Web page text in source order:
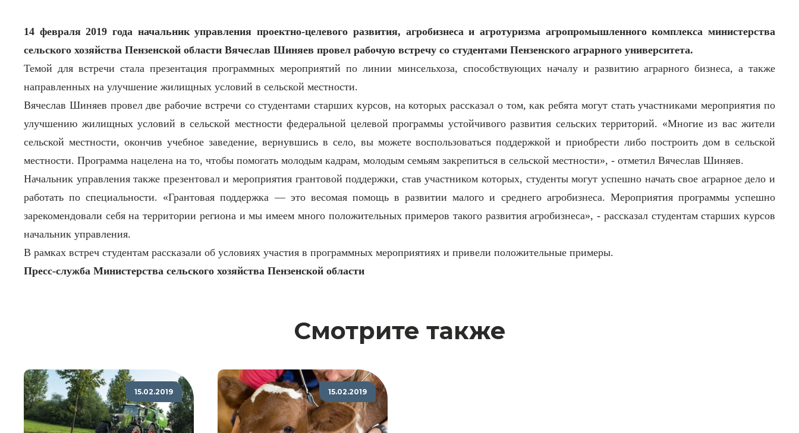
14 февраля 2019 года начальник управления проектно-целевого развития, агробизнеса и агротуризма агропромышленного комплекса министерства
сельского хозяйства Пензенской области Вячеслав Шиняев провел рабочую встречу со студентами Пензенского аграрного университета.
Темой для встречи стала презентация программных мероприятий по линии минсельхоза, способствующих началу и развитию аграрного бизнеса, а также
направленных на улучшение жилищных условий в сельской местности.
Вячеслав Шиняев провел две рабочие встречи со студентами старших курсов, на которых рассказал о том, как ребята могут стать участниками мероприятия по
улучшению жилищных условий в сельской местности федеральной целевой программы устойчивого развития сельских территорий. «Многие из вас жители
сельской местности, окончив учебное заведение, вернувшись в село, вы можете воспользоваться поддержкой и приобрести либо построить дом в сельской
местности. Программа нацелена на то, чтобы помогать молодым кадрам, молодым семьям закрепиться в сельской местности», - отметил Вячеслав Шиняев.
Начальник управления также презентовал и мероприятия грантовой поддержки, став участником которых, студенты могут успешно начать свое аграрное дело и
работать по специальности. «Грантовая поддержка — это весомая помощь в развитии малого и среднего агробизнеса. Мероприятия программы успешно
зарекомендовали себя на территории региона и мы имеем много положительных примеров такого развития агробизнеса», - рассказал студентам старших курсов
начальник управления.
В рамках встреч студентам рассказали об условиях участия в программных мероприятиях и привели положительные примеры.
Пресс-служба Министерства сельского хозяйства Пензенской области
Смотрите также
15.02.2019 15.02.2019